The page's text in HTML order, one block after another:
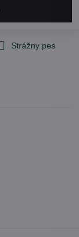
Strážny pes